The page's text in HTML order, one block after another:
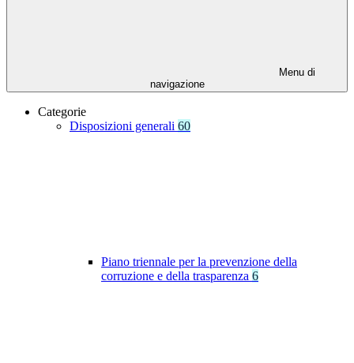
Menu di
navigazione
Categorie
Disposizioni generali 60
Piano triennale per la prevenzione della
corruzione e della trasparenza 6